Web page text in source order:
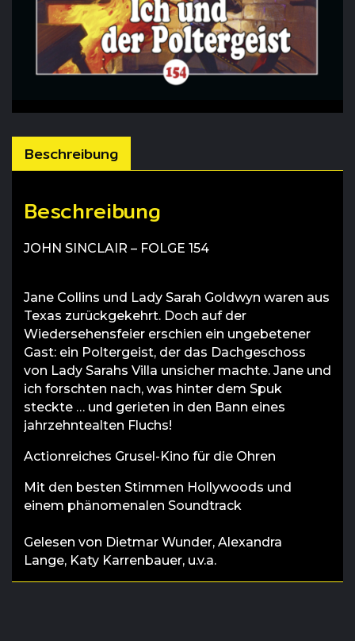
Beschreibung
Beschreibung
JOHN SINCLAIR – FOLGE 154
Jane Collins und Lady Sarah Goldwyn waren aus
Texas zurückgekehrt. Doch auf der
Wiedersehensfeier erschien ein ungebetener
Gast: ein Poltergeist, der das Dachgeschoss
von Lady Sarahs Villa unsicher machte. Jane und
ich forschten nach, was hinter dem Spuk
steckte … und gerieten in den Bann eines
jahrzehntealten Fluchs!
Actionreiches Grusel-Kino für die Ohren
Mit den besten Stimmen Hollywoods und
einem phänomenalen Soundtrack
Gelesen von Dietmar Wunder, Alexandra
Lange, Katy Karrenbauer, u.v.a.